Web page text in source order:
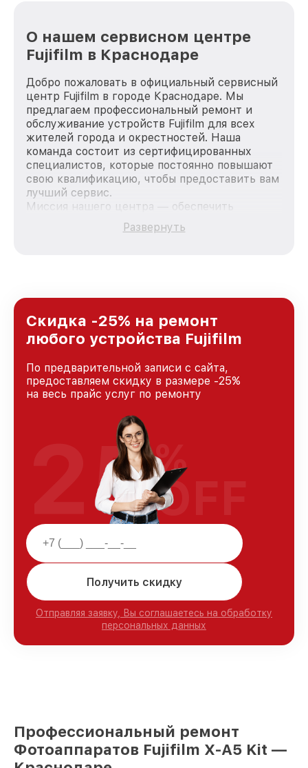
О нашем сервисном центре
Fujifilm в Краснодаре
Добро пожаловать в официальный сервисный
центр Fujifilm в городе Краснодаре. Мы
предлагаем профессиональный ремонт и
обслуживание устройств Fujifilm для всех
жителей города и окрестностей. Наша
команда состоит из сертифицированных
специалистов, которые постоянно повышают
свою квалификацию, чтобы предоставить вам
лучший сервис.
Миссия нашего центра — обеспечить
качественный и доступный ремонт для
каждого пользователя продукции Fujifilm, вне
Краснодаре, постоянно повышая уровень
доверия и лояльности наших клиентов.
Развернуть
Скидка -25% на ремонт
любого устройства Fujifilm
По предварительной записи с сайта,
предоставляем скидку в размере -25%
на весь прайс услуг по ремонту
Получить скидку
Отправляя заявку, Вы соглашаетесь на обработку
персональных данных
25%
OFF
Профессиональный ремонт
Фотоаппаратов Fujifilm X-A5 Kit —